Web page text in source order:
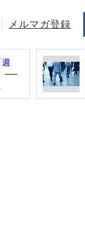
メルマガ登録
──